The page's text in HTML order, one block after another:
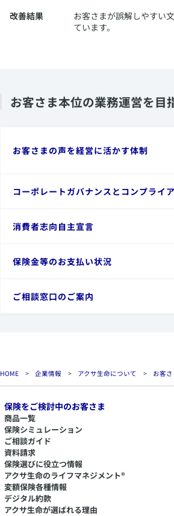
改善結果
お客さまが誤解しやすい
ています。
お客さま本位の業務運営を目
​お客さまの声を経営に活かす体制
コーポレートガバナンスとコンプライ
​消費者志向自主宣言
​保険金等のお支払い状況
​ご相談窓口のご案内
HOME > 企業情報 > アクサ生命について > お客
保険をご検討中のお客さま
商品一覧
保険シミュレーション
ご相談ガイド
資料請求
保険選びに役立つ情報
​アクサ生命のライフマネジメント®
変額保険各種情報
デジタル約款
アクサ生命が選ばれる理由